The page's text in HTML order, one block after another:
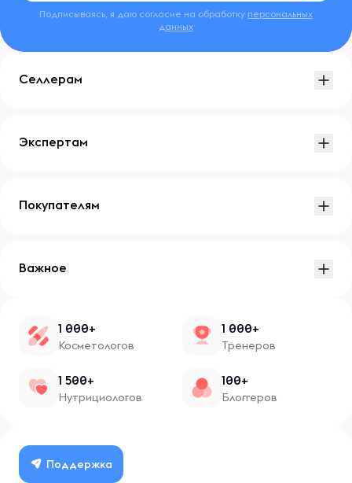
Подписываясь, я даю согласие на обработку персональных
данных
Селлерам
Экспертам
Покупателям
Важное
1 000+
Косметологов
1 000+
Тренеров
1 500+
Нутрициологов
100+
Блоггеров
Поддержка